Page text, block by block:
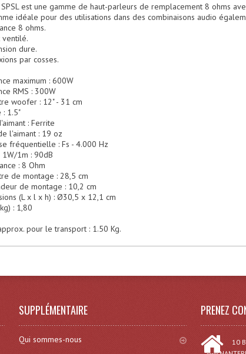
est une gamme de haut-parleurs de remplacement 8 ohms
idéale pour des utilisations dans des combinaisons audio
8 ohms.
ventilé.
dure.
par cosses.
maximum : 600W
RMS : 300W
woofer : 12" - 31 cm
: 1.5"
: Ferrite
l'aimant : 19 oz
fréquentielle : Fs - 4.000 Hz
1W/1m : 90dB
: 8 Ohm
de montage : 28,5 cm
de montage : 10,2 cm
(L x l x h) : Ø30,5 x 12,1 cm
: 1,80
pour le transport : 1.50 Kg.
SUPPLÉMENTAIRE
Qui sommes-nous
PRENEZ
10